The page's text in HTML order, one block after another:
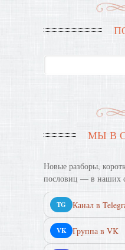
МЫ В
Новые разборы,
пословиц — в наших
TG Канал в
VK Группа в VK